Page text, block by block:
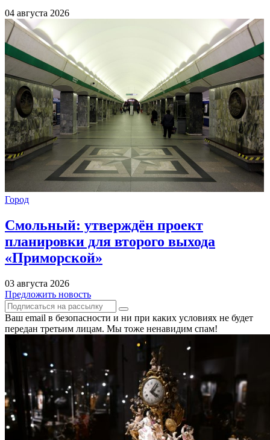
04 августа 2026
Город
Смольный: утверждён проект
планировки для второго выхода
«Приморской»
03 августа 2026
Предложить новость
Ваш email в безопасности и ни при каких условиях не будет
передан третьим лицам. Мы тоже ненавидим спам!